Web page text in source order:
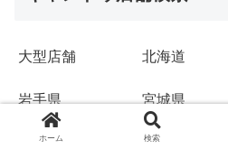
大型店舗 北海道
岩手県 宮城県
山形県 福島県
ホーム 検索